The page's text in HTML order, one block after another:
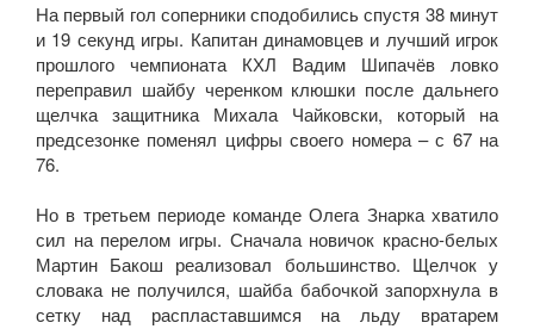
На первый гол соперники сподобились спустя 38 минут
и 19 секунд игры. Капитан динамовцев и лучший игрок
прошлого чемпионата КХЛ Вадим Шипачёв ловко
переправил шайбу черенком клюшки после дальнего
щелчка защитника Михала Чайковски, который на
предсезонке поменял цифры своего номера – с 67 на
76.
Но в третьем периоде команде Олега Знарка хватило
сил на перелом игры. Сначала новичок красно-белых
Мартин Бакош реализовал большинство. Щелчок у
словака не получился, шайба бабочкой запорхнула в
сетку над распластавшимся на льду вратарем